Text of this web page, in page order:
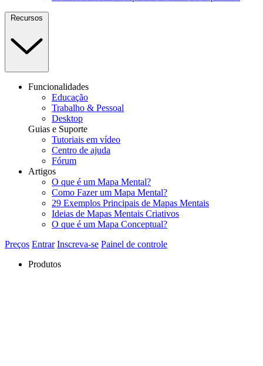
Recursos
Funcionalidades
Educação
Trabalho & Pessoal
Desktop
Guias e Suporte
Tutoriais em vídeo
Centro de ajuda
Fórum
Artigos
O que é um Mapa Mental?
Como Fazer um Mapa Mental?
29 Exemplos Principais de Mapas Mentais
Ideias de Mapas Mentais Criativos
O que é um Mapa Conceptual?
Preços Entrar Inscreva-se Painel de controle
Produtos